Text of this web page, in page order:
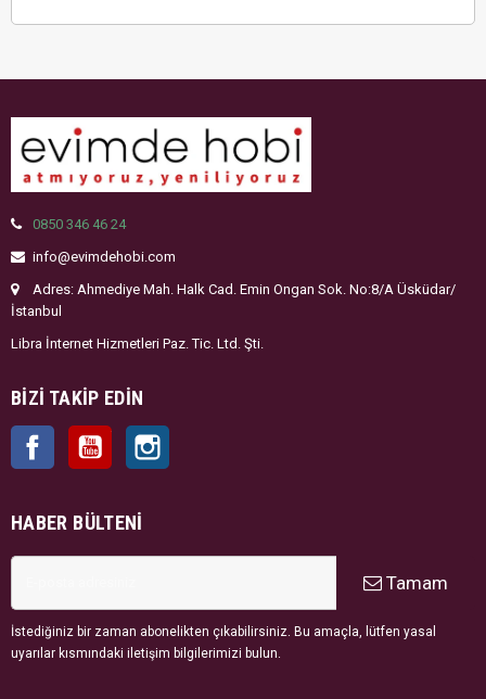
0850 346 46 24
info@evimdehobi.com
Adres: Ahmediye Mah. Halk Cad. Emin Ongan Sok. No:8/A Üsküdar/
İstanbul
Libra İnternet Hizmetleri Paz. Tic. Ltd. Şti.
BIZI TAKIP EDIN
Facebook YouTube
HABER BÜLTENI
Tamam
İstediğiniz bir zaman abonelikten çıkabilirsiniz. Bu amaçla, lütfen yasal
uyarılar kısmındaki iletişim bilgilerimizi bulun.